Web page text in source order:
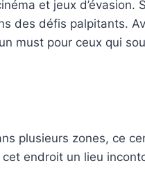
et jeux d’évasion.
des défis palpitants.
must pour ceux qui
plusieurs zones, ce
endroit un lieu